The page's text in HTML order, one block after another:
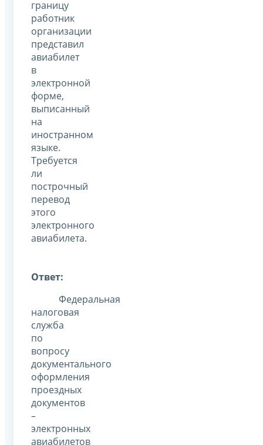
границу
работник
организации
представил
авиабилет
в
электронной
форме,
выписанный
на
иностранном
языке.
Требуется
ли
построчный
перевод
этого
электронного
авиабилета.
Ответ:
Федеральная
налоговая
служба
по
вопросу
документального
оформления
проездных
документов
–
электронных
авиабилетов